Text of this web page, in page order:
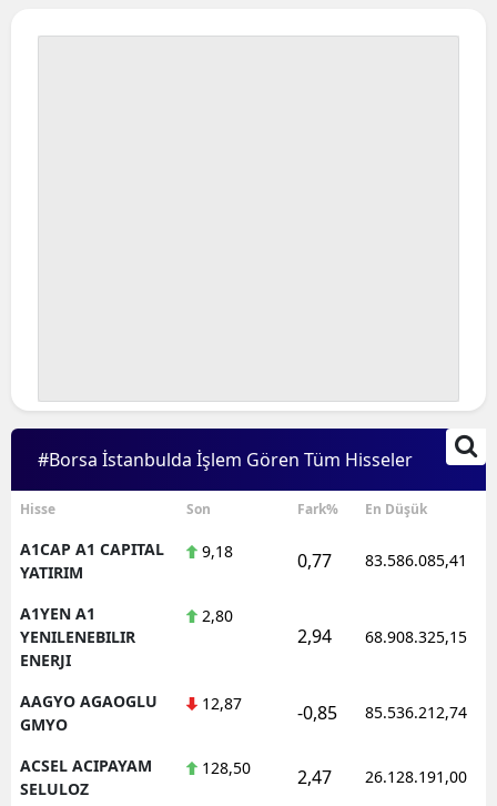
#Borsa İstanbulda İşlem Gören Tüm Hisseler
Hisse Son Fark% En Düşük
A1CAP A1 CAPITAL
YATIRIM
9,18 0,77 83.586.085,41
A1YEN A1
YENILENEBILIR
ENERJI
2,80
2,94 68.908.325,15
AAGYO AGAOGLU
GMYO
12,87 -0,85 85.536.212,74
ACSEL ACIPAYAM
SELULOZ
128,50 2,47 26.128.191,00